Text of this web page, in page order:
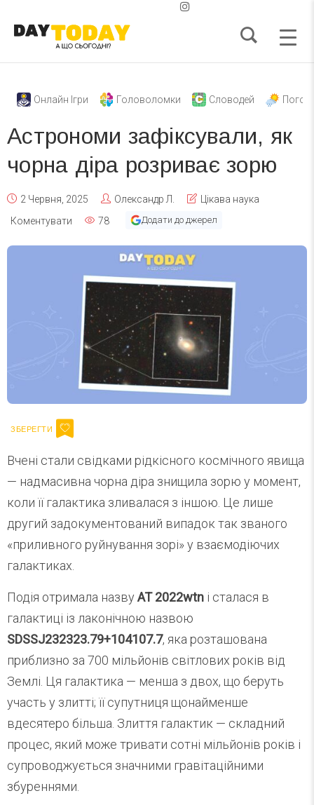
Онлайн Ігри Головоломки Словодей
Астрономи зафіксували, як
чорна діра розриває зорю
2 Червня, 2025 Олександр Л.
Цікава наука
Коментувати
78 Додати до джерел
Вчені стали свідками рідкісного космічного явища
— надмасивна чорна діра знищила зорю у момент,
коли її галактика зливалася з іншою. Це лише
другий задокументований випадок так званого
«приливного руйнування зорі» у взаємодіючих
галактиках.
Подія отримала назвуAT 2022wtn і сталася в
галактиці із лаконічною назвою
SDSSJ232323.79+104107.7, яка розташована
приблизно за 700 мільйонів світлових років від
Землі. Ця галактика — менша з двох, що беруть
участь у злитті; її супутниця щонайменше
вдесятеро більша. Злиття галактик — складний
процес, який може тривати сотні мільйонів років і
супроводжується значними гравітаційними
збуреннями.